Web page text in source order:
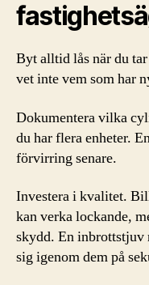
Byt alltid lås när du
vet inte vem som har
Dokumentera vilka
du har flera enheter.
förvirring senare.
Investera i kvalitet.
kan verka lockande,
skydd. En inbrottstjuv
sig igenom dem på